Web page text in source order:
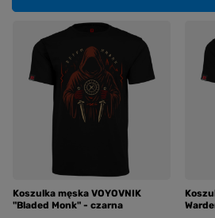
Koszulka męska VOYOVNIK
"Bladed Monk" - czarna